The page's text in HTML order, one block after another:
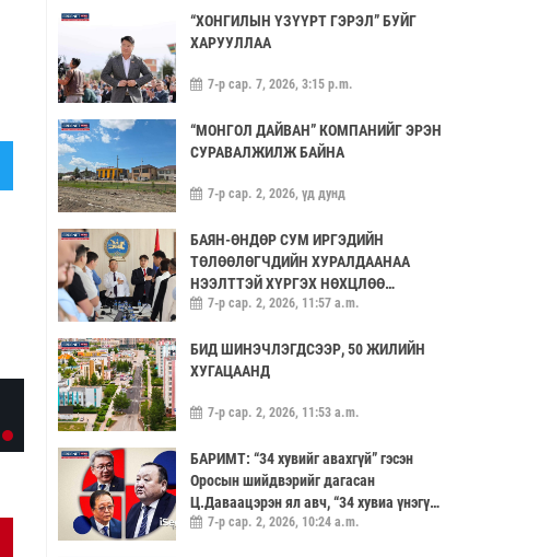
“ХОНГИЛЫН ҮЗҮҮРТ ГЭРЭЛ” БУЙГ
ХАРУУЛЛАА
7-р сар. 7, 2026, 3:15 p.m.
“МОНГОЛ ДАЙВАН” КОМПАНИЙГ ЭРЭН
СУРАВАЛЖИЛЖ БАЙНА
7-р сар. 2, 2026, үд дунд
БАЯН-ӨНДӨР СУМ ИРГЭДИЙН
ТӨЛӨӨЛӨГЧДИЙН ХУРАЛДААНАА
НЭЭЛТТЭЙ ХҮРГЭХ НӨХЦЛӨӨ
САЙЖРУУЛААЧ
7-р сар. 2, 2026, 11:57 a.m.
БИД ШИНЭЧЛЭГДСЭЭР, 50 ЖИЛИЙН
ХУГАЦААНД
7-р сар. 2, 2026, 11:53 a.m.
БАРИМТ: “34 хувийг авахгүй” гэсэн
Оросын шийдвэрийг дагасан
Ц.Даваацэрэн ял авч, “34 хувиа үнэгүй
өгье” гэсэн саналыг хүлээн аваагүй
7-р сар. 2, 2026, 10:24 a.m.